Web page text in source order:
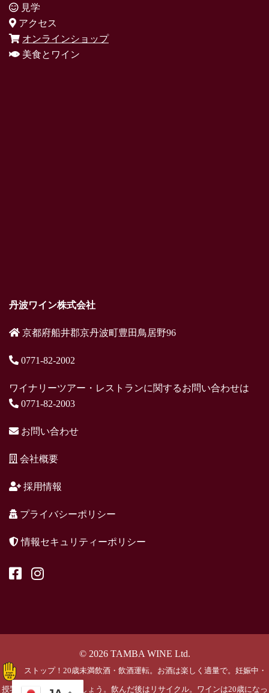
見学
アクセス
オンラインショップ
美食とワイン
丹波ワイン株式会社
京都府船井郡京丹波町豊田鳥居野96
0771-82-2002
ワイナリーツアー・レストランに関するお問い合わせは
0771-82-2003
お問い合わせ
会社概要
採用情報
プライバシーポリシー
情報セキュリティーポリシー
© 2026 TAMBA WINE Ltd.
ストップ！20歳未満飲酒・飲酒運転。お酒は楽しく適量で。妊娠中・
授乳期の飲酒はやめましょう。飲んだ後はリサイクル。ワインは20歳になっ